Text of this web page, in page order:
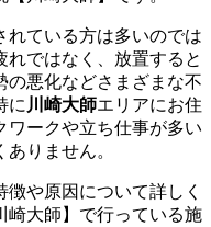
れている方は多いのでは
ではなく、放置すると
の悪化などさまざまな不
に 川崎大師エリアにお住
ワークや立ち仕事が多い
りません。
や原因について詳しく
崎大師】で行っている施